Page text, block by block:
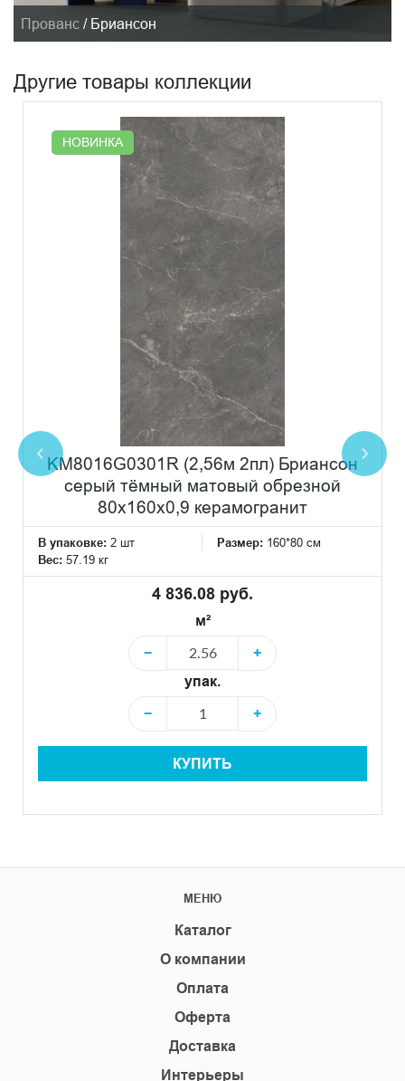
Прованс / Бриансон
Другие товары коллекции
НОВИНКА
KM8016G0301R (2,56м 2пл) Бриансон
серый тёмный матовый обрезной
80x160x0,9 керамогранит
В упаковке: 2 шт Размер: 160*80 см
Вес: 57.19 кг
4 836.08 руб.
м²
−
+
упак.
−
+
КУПИТЬ
МЕНЮ
Каталог
О компании
Оплата
Оферта
Доставка
Интерьеры